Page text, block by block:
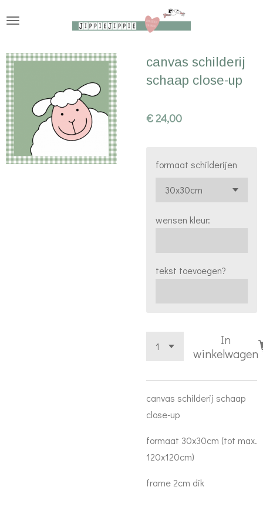
de
hoofdinhoud
canvas schilderij
schaap close-up
€ 24,00
formaat schilderijen
wensen kleur:
tekst toevoegen?
In
winkelwagen
canvas schilderij schaap
close-up
formaat 30x30cm (tot max.
120x120cm)
frame 2cm dik